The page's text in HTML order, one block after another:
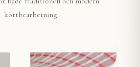
köttbearbetning